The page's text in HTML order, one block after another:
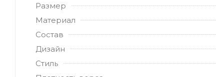
Размер
Материал
Состав
Дизайн
Стиль